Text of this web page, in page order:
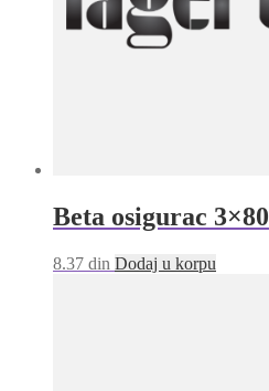
Beta osigurac 3×80
8.37 din Dodaj u korpu